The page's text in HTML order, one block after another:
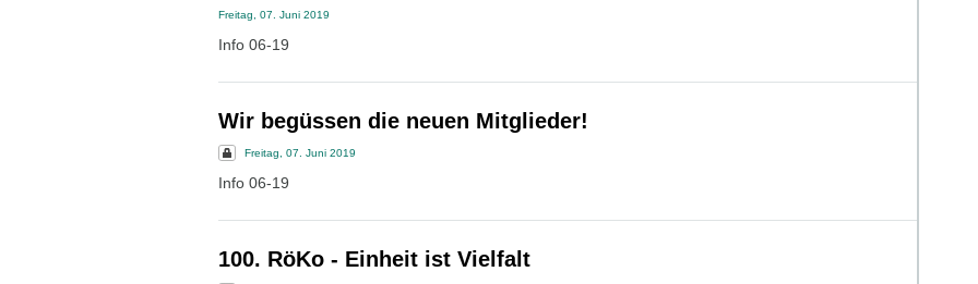
Freitag, 07. Juni 2019
Info 06-19
Wir begüssen die neuen Mitglieder!
Freitag, 07. Juni 2019
Info 06-19
100. RöKo - Einheit ist Vielfalt